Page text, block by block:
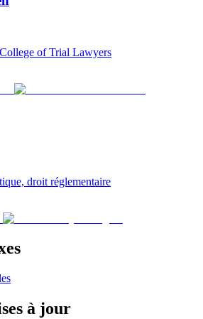
of Trial Lawyers
droit réglementaire
à jour